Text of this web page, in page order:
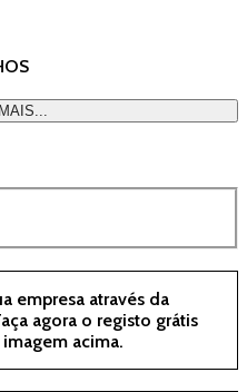
empresa através da
agora o registo grátis
acima.